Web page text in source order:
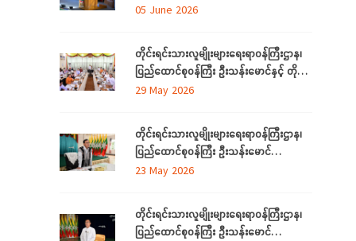
ဒေသကြီးနှင့် ပြည်နယ်များမှ
တိုင်းရင်းသားစာပေနှင့် ယဉ်ကျေးမှု
အသင်းအဖွဲ့ ကိုယ်စားလှယ်များအား တည်
ခင်းဧည့်ခံသည့် ဂုဏ်ပြုညစာစားပွဲသို့တက်
ရောက်
05 June 2026
တိုင်းရင်းသားလူမျိုးများရေးရာဝန်ကြီးဌာန၊
ပြည်ထောင်စုဝန်ကြီး ဦးသန်းမောင်နှင့် တိုင်း
ဒေသကြီးနှင့်ပြည်နယ် တိုင်းရင်းသား
အစည်းအဝေး ကျင်းပ
29 May 2026
တိုင်းရင်းသားလူမျိုးများရေးရာဝန်ကြီးဌာန၊
ပြည်ထောင်စုဝန်ကြီး ဦးသန်းမောင်
ကရင်ပြည်နယ် အတွင်းရှိ တိုင်းရင်းသား
တွေ့ဆုံဆွေးနွေး၊ ဝန်ထမ်းများနှင့်တွေ့ဆုံအမှာ
စကားပြောကြား
23 May 2026
တိုင်းရင်းသားလူမျိုးများရေးရာဝန်ကြီးဌာန၊
ပြည်ထောင်စုဝန်ကြီး ဦးသန်းမောင်